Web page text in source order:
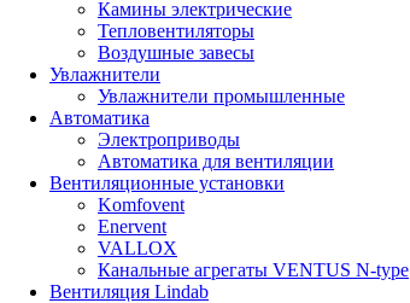
Камины электрические
Тепловентиляторы
Воздушные завесы
Увлажнители
Увлажнители промышленные
Автоматика
Электроприводы
Автоматика для вентиляции
Вентиляционные установки
Komfovent
Enervent
VALLOX
Канальные агрегаты VENTUS N-type
Вентиляция Lindab